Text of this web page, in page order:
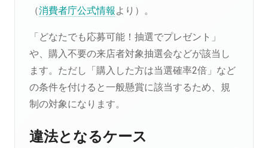
（消費者庁公式情報 より）。
「どなたでも応募可能！抽選でプレゼント」
や、購入不要の来店者対象抽選会などが該当し
ます。ただし「購入した方は当選確率2倍」など
の条件を付けると一般懸賞に該当するため、規
制の対象になります。
違法となるケース